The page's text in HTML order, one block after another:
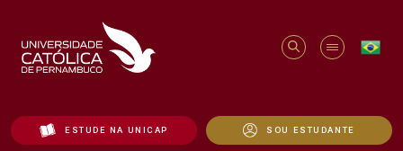
ESTUDE NA UNICAP SOU ESTUDANTE